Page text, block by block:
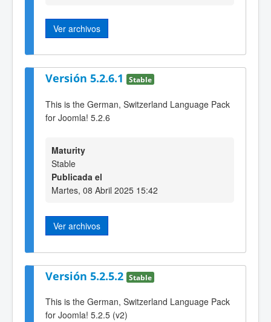
Ver archivos
Versión 5.2.6.1 Stable
This is the German, Switzerland Language Pack
for Joomla! 5.2.6
Maturity
Stable
Publicada el
Martes, 08 Abril 2025 15:42
Ver archivos
Versión 5.2.5.2 Stable
This is the German, Switzerland Language Pack
for Joomla! 5.2.5 (v2)